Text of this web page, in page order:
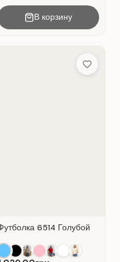
В корзину
Add to
6514 Голубой